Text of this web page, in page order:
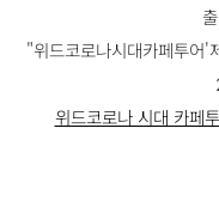
"위드코로나시대카페투어'
위드코로나 시대 카페